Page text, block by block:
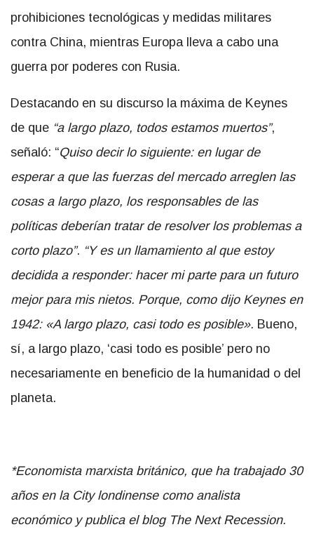
prohibiciones tecnológicas y medidas militares
contra China, mientras Europa lleva a cabo una
guerra por poderes con Rusia.
Destacando en su discurso la máxima de Keynes
de que “a largo plazo, todos estamos muertos”,
señaló: “Quiso decir lo siguiente: en lugar de
esperar a que las fuerzas del mercado arreglen las
cosas a largo plazo, los responsables de las
políticas deberían tratar de resolver los problemas a
corto plazo”. “Y es un llamamiento al que estoy
decidida a responder: hacer mi parte para un futuro
mejor para mis nietos. Porque, como dijo Keynes en
1942: «A largo plazo, casi todo es posible». Bueno,
sí, a largo plazo, ‘casi todo es posible’ pero no
necesariamente en beneficio de la humanidad o del
planeta.
*Economista marxista británico, que ha trabajado 30
años en la City londinense como analista
económico y publica el blog The Next Recession.